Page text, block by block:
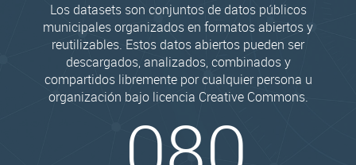
Los datasets son conjuntos de datos públicos
municipales organizados en formatos abiertos y
reutilizables. Estos datos abiertos pueden ser
descargados, analizados, combinados y
compartidos libremente por cualquier persona u
organización bajo licencia Creative Commons.